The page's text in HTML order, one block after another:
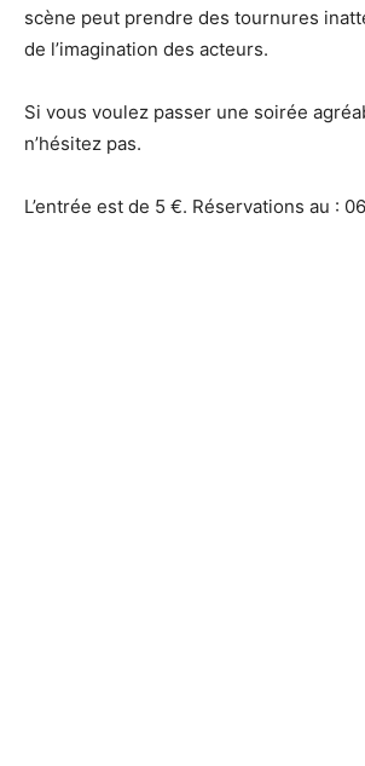
scène peut prendre des tournures
de l’imagination des acteurs.
Si vous voulez passer une soirée
n’hésitez pas.
L’entrée est de 5 €. Réservations au :